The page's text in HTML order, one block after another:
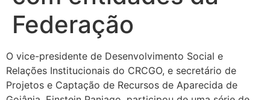
Federação
O vice-presidente de Desenvolvimento Social e
Relações Institucionais do CRCGO, e secretário de
Projetos e Captação de Recursos de Aparecida de